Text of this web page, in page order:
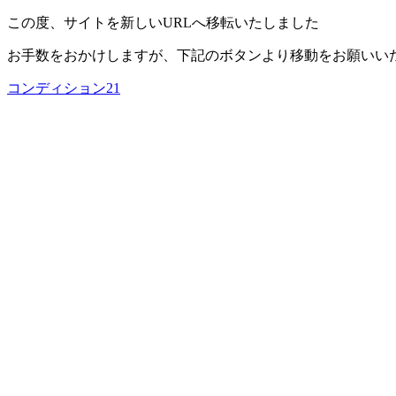
この度、サイトを新しいURLへ移転いたしました
お手数をおかけしますが、下記のボタンより移動をお願いい
コンディション21